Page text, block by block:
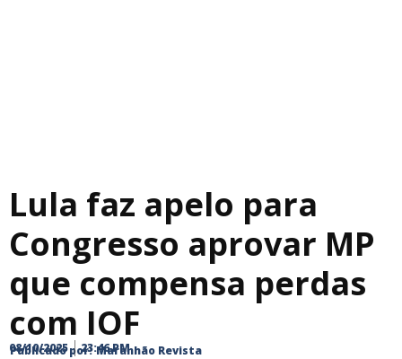
Lula faz apelo para
Congresso aprovar MP
que compensa perdas
com IOF
Publicado por: Maranhão Revista
08/10/2025 23:46 PM